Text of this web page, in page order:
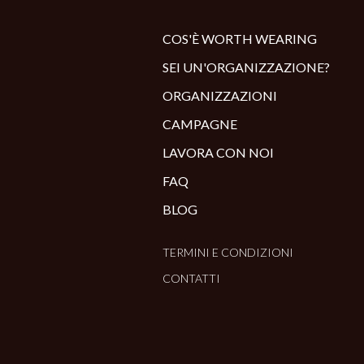
COS'È WORTH WEARING
SEI UN'ORGANIZZAZIONE?
ORGANIZZAZIONI
CAMPAGNE
LAVORA CON NOI
FAQ
BLOG
TERMINI E CONDIZIONI
CONTATTI